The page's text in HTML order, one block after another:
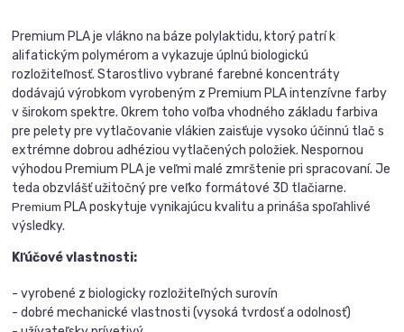
Premium PLA je vlákno na báze polylaktidu, ktorý patrí k
alifatickým polymérom a vykazuje úplnú biologickú
rozložiteľnosť. Starostlivo vybrané farebné koncentráty
dodávajú výrobkom vyrobeným z Premium PLA intenzívne farby
v širokom spektre. Okrem toho voľba vhodného základu farbiva
pre pelety pre vytlačovanie vlákien zaisťuje vysoko účinnú tlač s
extrémne dobrou adhéziou vytlačených položiek. Nespornou
výhodou Premium PLA je veľmi malé zmrštenie pri spracovaní. Je
teda obzvlášť užitočný pre veľko formátové 3D tlačiarne.
Premium PLA poskytuje vynikajúcu kvalitu a prináša spoľahlivé
výsledky.
Kľúčové vlastnosti:
- vyrobené z biologicky rozložiteľných surovín
- dobré mechanické vlastnosti (vysoká tvrdosť a odolnosť)